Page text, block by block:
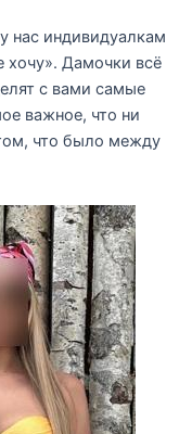
нас индивидуалкам
хочу». Дамочки всё
с вами самые
важное, что ни
что было между